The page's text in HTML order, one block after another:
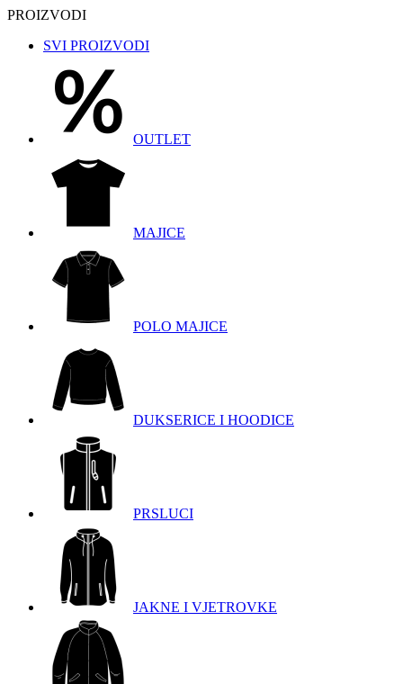
PROIZVODI
SVI PROIZVODI
OUTLET
MAJICE
POLO MAJICE
DUKSERICE I HOODICE
PRSLUCI
JAKNE I VJETROVKE